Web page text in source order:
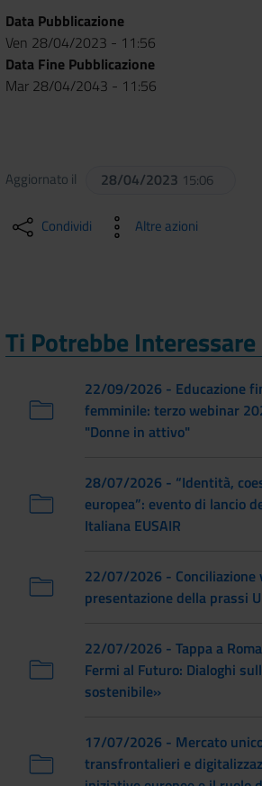
Data Pubblicazione
Ven 28/04/2023 - 11:56
Data Fine Pubblicazione
Mar 28/04/2043 - 11:56
Aggiornato il 28/04/2023 15:06
Condividi Altre azioni
Ti Potrebbe Interessare
22/09/2026 - Educazione
femminile: terzo webinar
"Donne in attivo"
28/07/2026 - “Identità,
europea”: evento di lancio
Italiana EUSAIR
22/07/2026 - Conciliazione
presentazione della prassi
22/07/2026 - Tappa a
Fermi al Futuro: Dialoghi
sostenibile»
17/07/2026 - Mercato
transfrontalieri e